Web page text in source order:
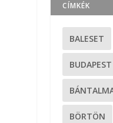
CÍMKÉK
BALESET
BUDAPEST
BÖRTÖN